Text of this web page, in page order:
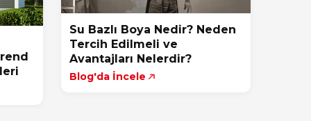
Su Bazlı Boya Nedir? Neden
Tercih Edilmeli ve
Avantajları Nelerdir?
Blog'da İncele